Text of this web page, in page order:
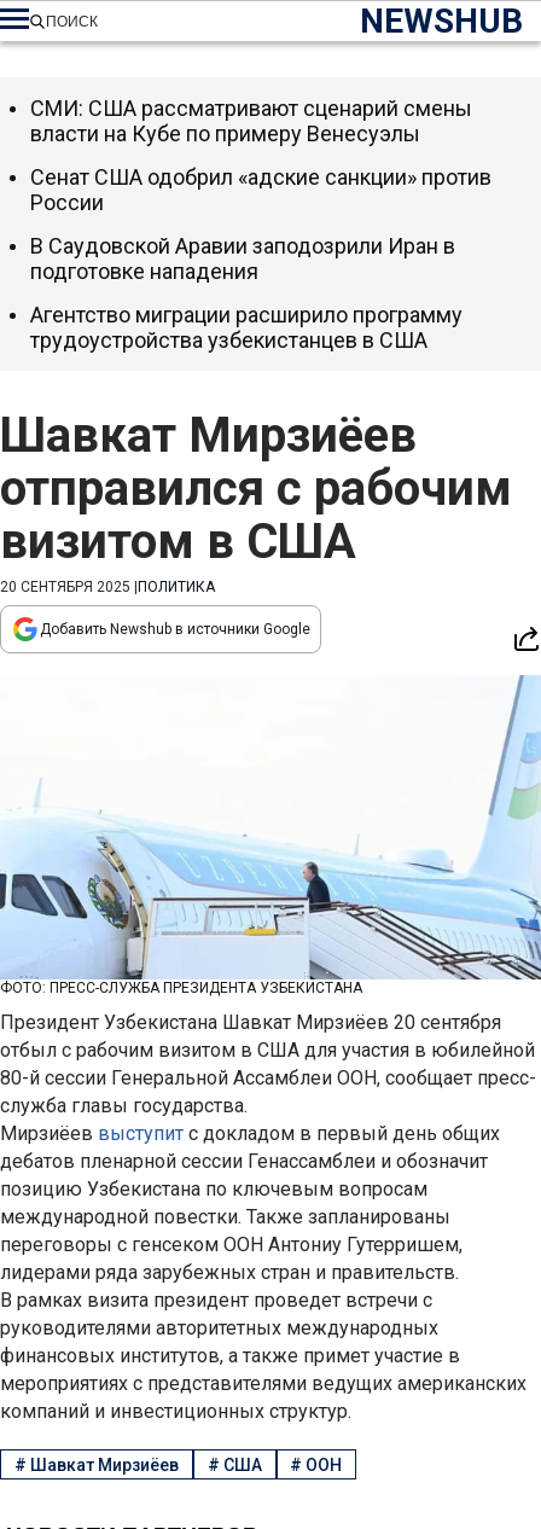
NEWSHUB
ПОИСК
Шавкат Мирзиёев
отправился с рабочим
визитом в США
20 СЕНТЯБРЯ 2025 ПОЛИТИКА
Добавить Newshub в источники Google
ФОТО: ПРЕСС-СЛУЖБА ПРЕЗИДЕНТА УЗБЕКИСТАНА
Президент Узбекистана Шавкат Мирзиёев 20 сентября
отбыл с рабочим визитом в США для участия в юбилейной
80-й сессии Генеральной Ассамблеи ООН, сообщает пресс-
служба главы государства.
Мирзиёев выступит с докладом в первый день общих
дебатов пленарной сессии Генассамблеи и обозначит
позицию Узбекистана по ключевым вопросам
международной повестки. Также запланированы
переговоры с генсеком ООН Антониу Гутерришем,
лидерами ряда зарубежных стран и правительств.
В рамках визита президент проведет встречи с
руководителями авторитетных международных
финансовых институтов, а также примет участие в
мероприятиях с представителями ведущих американских
компаний и инвестиционных структур.
СМИ: США рассматривают сценарий смены
власти на Кубе по примеру Венесуэлы
Сенат США одобрил «адские санкции» против
России
В Саудовской Аравии заподозрили Иран в
подготовке нападения
Агентство миграции расширило программу
трудоустройства узбекистанцев в США
# Шавкат Мирзиёев # США # ООН